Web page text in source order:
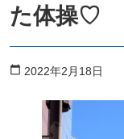
た体操♡
calendar_today 2022年2月18日